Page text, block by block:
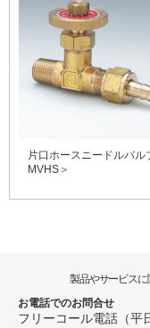
片口ホースニードルバル
MVHS＞
製品やサービス
お電話でのお問合せ
フリーコール電話（平